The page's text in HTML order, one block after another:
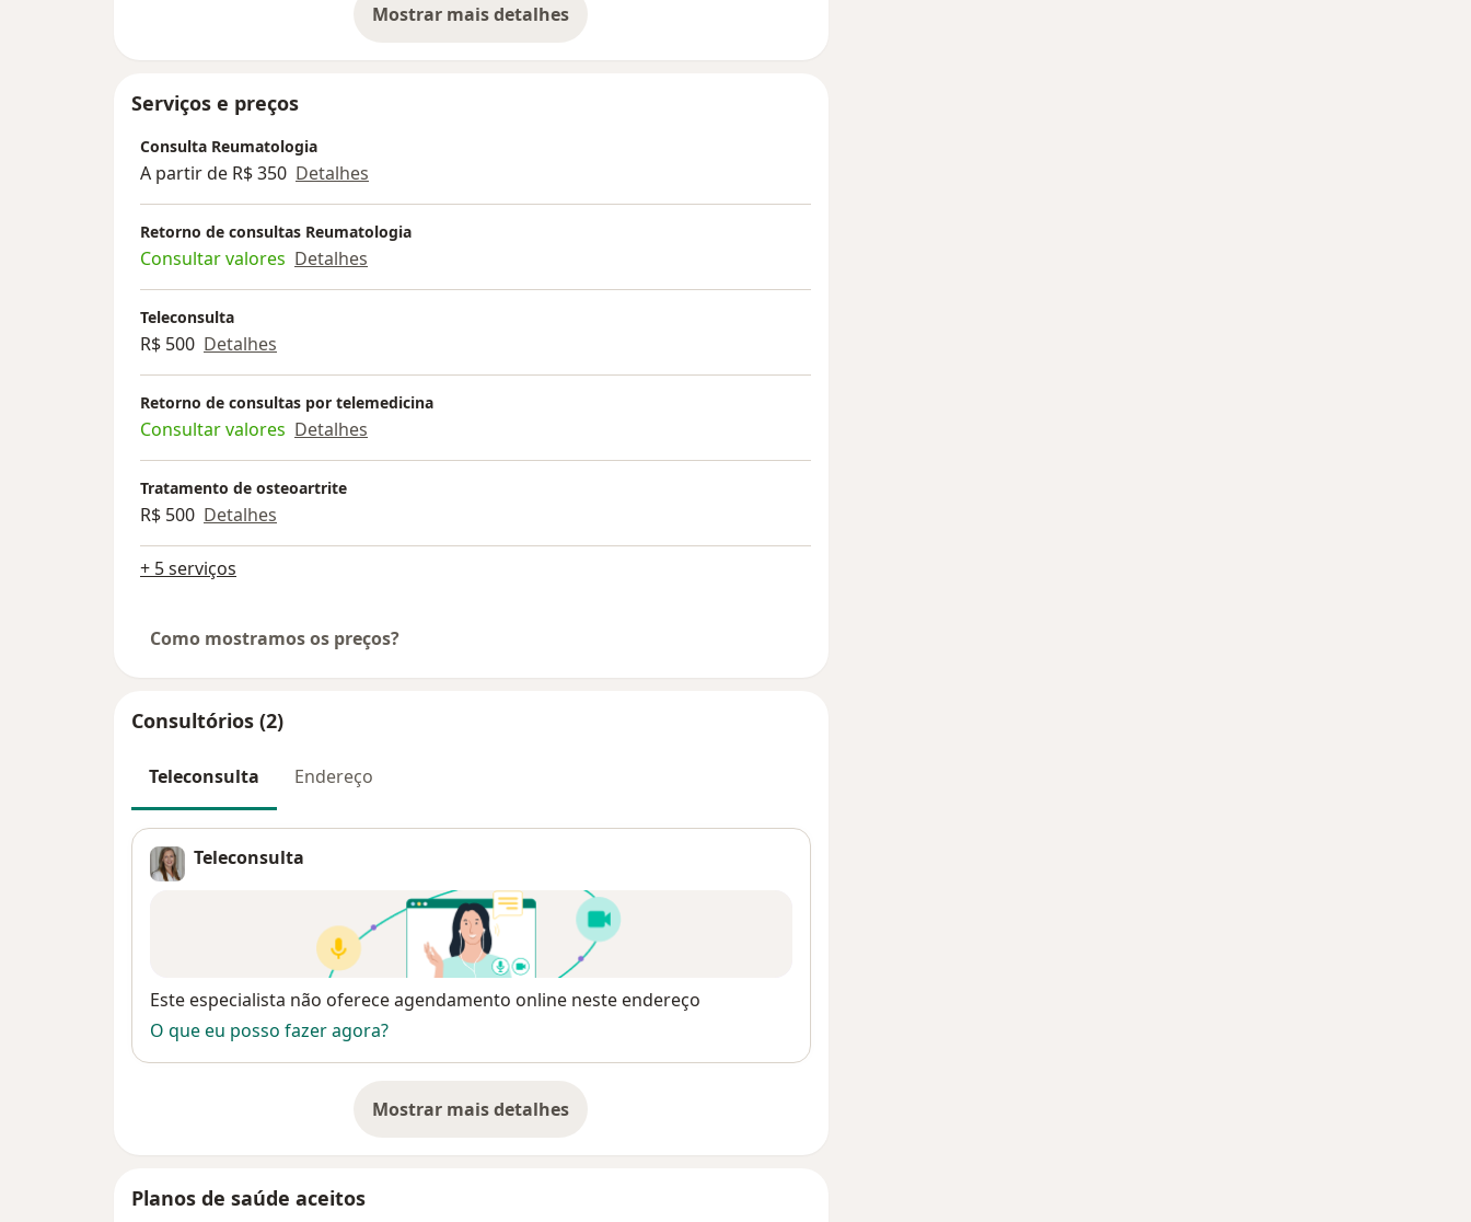
Mostrar mais detalhes
sobre a experiência
Serviços e preços
Consulta Reumatologia
A partir de R$ 350 Detalhes
Retorno de consultas Reumatologia
Consultar valores Detalhes
Teleconsulta
R$ 500 Detalhes
Retorno de consultas por telemedicina
Consultar valores Detalhes
Tratamento de osteoartrite
R$ 500 Detalhes
+ 5 serviços
Como mostramos os preços?
Consultórios (2)
Teleconsulta Endereço
Teleconsulta
Disponibilidade
Este especialista não oferece agendamento online neste endereço
O que eu posso fazer agora?
Mostrar mais detalhes
sobre o endereço
Planos de saúde aceitos